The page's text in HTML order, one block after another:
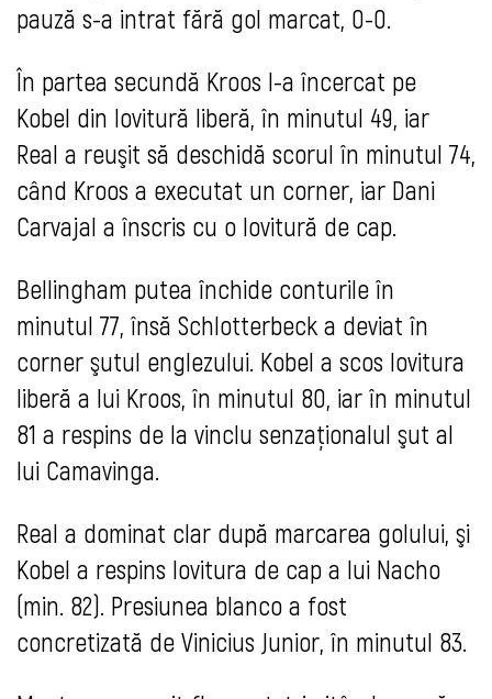
pauză s-a intrat fără gol marcat, 0-0.
În partea secundă Kroos l-a încercat pe
Kobel din lovitură liberă, în minutul 49, iar
Real a reuşit să deschidă scorul în minutul 74,
când Kroos a executat un corner, iar Dani
Carvajal a înscris cu o lovitură de cap.
Bellingham putea închide conturile în
minutul 77, însă Schlotterbeck a deviat în
corner şutul englezului. Kobel a scos lovitura
liberă a lui Kroos, în minutul 80, iar în minutul
81 a respins de la vinclu senzaţionalul şut al
lui Camavinga.
Real a dominat clar după marcarea golului, şi
Kobel a respins lovitura de cap a lui Nacho
(min. 82). Presiunea blanco a fost
concretizată de Vinicius Junior, în minutul 83.